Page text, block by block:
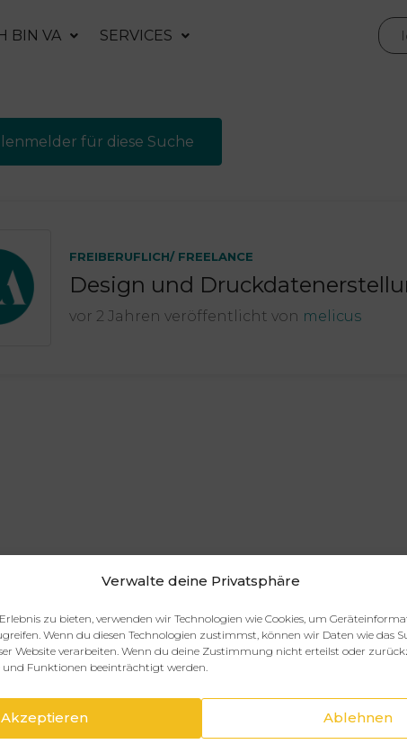
Verwalte deine Privatsphäre
zu bieten, verwenden wir Technologien wie Cookies, um
Wenn du diesen Technologien zustimmst, können wir Daten wie das
Website verarbeiten. Wenn du deine Zustimmung nicht erteilst oder
Funktionen beeinträchtigt werden.
Akzeptieren Ablehnen
BIN VA SERVICES
für diese Suche
FREIBERUFLICH/ FREELANCE
Design und
vor 2 Jahren veröffentlicht von melicus